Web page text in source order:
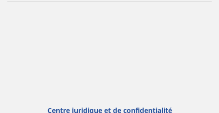
Centre juridique et de confidentialité